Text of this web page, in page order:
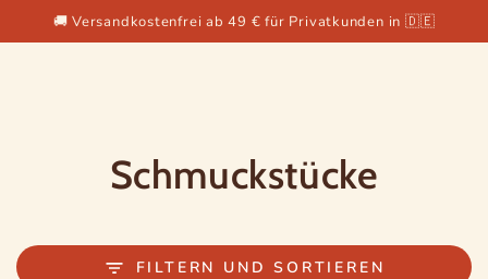
ZUM INHALT
SPRINGEN
🚚 Versandkostenfrei ab 49 € für Privatkunden in 🇩🇪
Kollektion:
Schmuckstücke
FILTERN UND SORTIEREN
Ähnliche Produkte